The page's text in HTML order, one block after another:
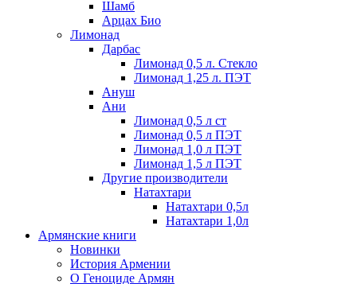
Шамб
Арцах Био
Лимонад
Дарбас
Лимонад 0,5 л. Стекло
Лимонад 1,25 л. ПЭТ
Ануш
Ани
Лимонад 0,5 л ст
Лимонад 0,5 л ПЭТ
Лимонад 1,0 л ПЭТ
Лимонад 1,5 л ПЭТ
Другие производители
Натахтари
Натахтари 0,5л
Натахтари 1,0л
Армянские книги
Новинки
История Армении
О Геноциде Армян